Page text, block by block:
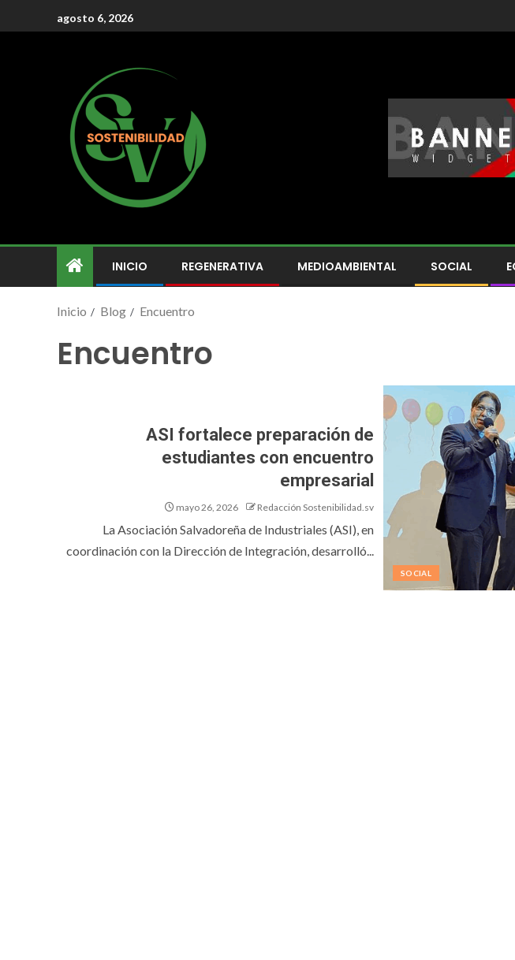
agosto 6, 2026
INICIO REGENERATIVA MEDIOAMBIENTAL SOCIAL
Inicio Blog Encuentro
Encuentro
SOCIAL
ASI fortalece preparación de
estudiantes con encuentro
empresarial
mayo 26, 2026 Redacción Sostenibilidad.sv
La Asociación Salvadoreña de Industriales (ASI), en
coordinación con la Dirección de Integración, desarrolló...